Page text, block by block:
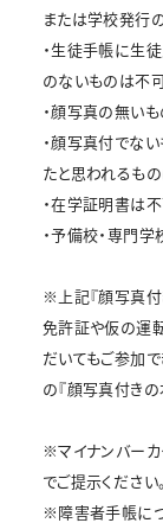
または学校発行
・生徒手帳に生
のないものは不
・顔写真の無い
・顔写真付でな
たと思われるも
・在学証明書は
・予備校・専門
※上記『顔写真
免許証や仮の運
だいてもご参加で
の『顔写真付き
※マイナンバー
でご提示ください。
※障害者手帳に